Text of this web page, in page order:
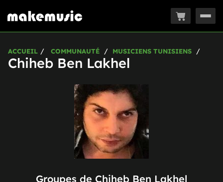
ACCUEIL COMMUNAUTÉ MUSICIENS TUNISIENS
Chiheb Ben Lakhel
Groupes de Chiheb Ben Lakhel